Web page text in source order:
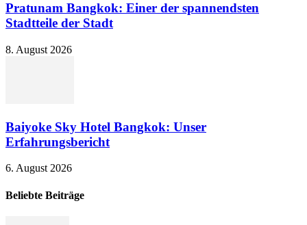
Pratunam Bangkok: Einer der spannendsten
Stadtteile der Stadt
8. August 2026
Baiyoke Sky Hotel Bangkok: Unser
Erfahrungsbericht
6. August 2026
Beliebte Beiträge